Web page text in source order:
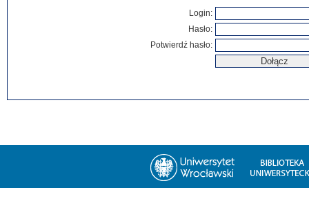
Login:
Hasło:
Potwierdź hasło: